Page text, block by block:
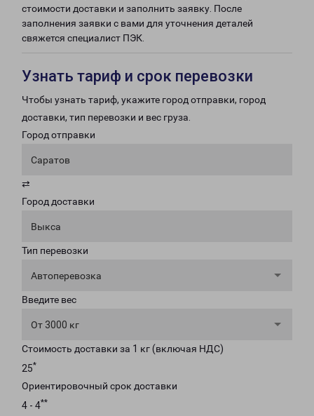
стоимости доставки и заполнить заявку. После
заполнения заявки с вами для уточнения деталей
свяжется специалист ПЭК.
Узнать тариф и срок перевозки
Чтобы узнать тариф, укажите город отправки, город
доставки, тип перевозки и вес груза.
Город отправки
Саратов
⇄
Город доставки
Выкса
Тип перевозки
Автоперевозка
Введите вес
От 3000 кг
Стоимость доставки за 1 кг (включая НДС)
25*
Ориентировочный срок доставки
4 - 4**